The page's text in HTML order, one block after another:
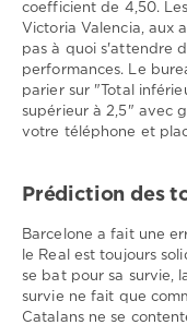
coefficient de 4,50.
Victoria Valencia, aux
pas à quoi s'attendre
performances. Le
parier sur "Total
supérieur à 2,5" avec
votre téléphone et
Prédiction des
Barcelone a fait une
le Real est toujours
se bat pour sa survie,
survie ne fait que
Catalans ne se